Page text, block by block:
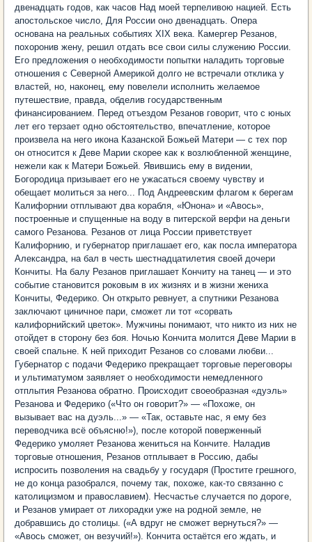
двенадцать годов, как часов Над моей терпеливою нацией. Есть
апостольское число, Для России оно двенадцать. Опера
основана на реальных событиях XIX века. Камергер Резанов,
похоронив жену, решил отдать все свои силы служению России.
Его предложения о необходимости попытки наладить торговые
отношения с Северной Америкой долго не встречали отклика у
властей, но, наконец, ему повелели исполнить желаемое
путешествие, правда, обделив государственным
финансированием. Перед отъездом Резанов говорит, что с юных
лет его терзает одно обстоятельство, впечатление, которое
произвела на него икона Казанской Божьей Матери — с тех пор
он относится к Деве Марии скорее как к возлюбленной женщине,
нежели как к Матери Божьей. Явившись ему в видении,
Богородица призывает его не ужасаться своему чувству и
обещает молиться за него... Под Андреевским флагом к берегам
Калифорнии отплывают два корабля, «Юнона» и «Авось»,
построенные и спущенные на воду в питерской верфи на деньги
самого Резанова. Резанов от лица России приветствует
Калифорнию, и губернатор приглашает его, как посла императора
Александра, на бал в честь шестнадцатилетия своей дочери
Кончиты. На балу Резанов приглашает Кончиту на танец — и это
событие становится роковым в их жизнях и в жизни жениха
Кончиты, Федерико. Он открыто ревнует, а спутники Резанова
заключают циничное пари, сможет ли тот «сорвать
калифорнийский цветок». Мужчины понимают, что никто из них не
отойдет в сторону без боя. Ночью Кончита молится Деве Марии в
своей спальне. К ней приходит Резанов со словами любви...
Губернатор с подачи Федерико прекращает торговые переговоры
и ультиматумом заявляет о необходимости немедленного
отплытия Резанова обратно. Происходит своеобразная «дуэль»
Резанова и Федерико («Что он говорит?» — «Похоже, он
вызывает вас на дуэль...» — «Так, оставьте нас, я ему без
переводчика всё объясню!»), после которой поверженный
Федерико умоляет Резанова жениться на Кончите. Наладив
торговые отношения, Резанов отплывает в Россию, дабы
испросить позволения на свадьбу у государя (Простите грешного,
не до конца разобрался, почему так, похоже, как-то связанно с
католицизмом и православием). Несчастье случается по дороге,
и Резанов умирает от лихорадки уже на родной земле, не
добравшись до столицы. («А вдруг не сможет вернуться?» —
«Авось сможет, он везучий!»). Кончита остаётся его ждать, и